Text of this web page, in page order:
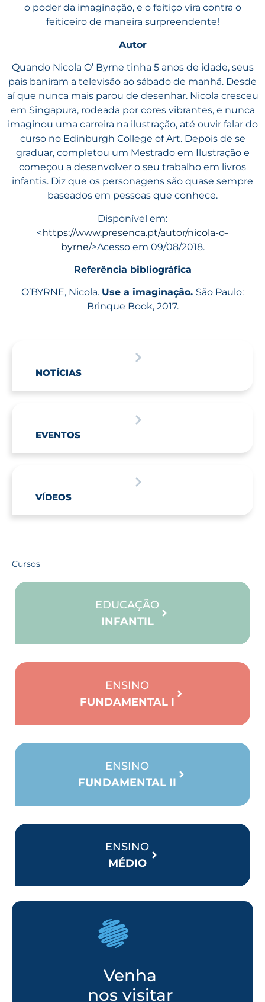
o poder da imaginação, e o feitiço vira contra o
feiticeiro de maneira surpreendente!
Autor
Quando Nicola O’ Byrne tinha 5 anos de idade, seus
pais baniram a televisão ao sábado de manhã. Desde
aí que nunca mais parou de desenhar. Nicola cresceu
em Singapura, rodeada por cores vibrantes, e nunca
imaginou uma carreira na ilustração, até ouvir falar do
curso no Edinburgh College of Art. Depois de se
graduar, completou um Mestrado em Ilustração e
começou a desenvolver o seu trabalho em livros
infantis. Diz que os personagens são quase sempre
baseados em pessoas que conhece.
Disponível em:
<https://www.presenca.pt/autor/nicola-o-
byrne/>Acesso em 09/08/2018.
Referência bibliográfica
O’BYRNE, Nicola. Use a imaginação. São Paulo:
Brinque Book, 2017.
NOTÍCIAS
EVENTOS
VÍDEOS
Cursos
EDUCAÇÃO
INFANTIL
ENSINO
FUNDAMENTAL I
ENSINO
FUNDAMENTAL II
ENSINO
MÉDIO
Venha
nos visitar